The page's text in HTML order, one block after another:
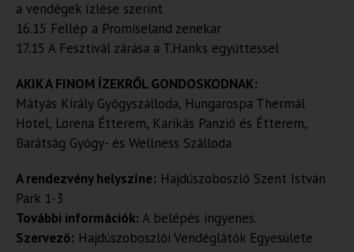
a vendégek ízlése szerint
16.15 Fellép a Promiseland zenekar
17.15 A Fesztivál zárása a T.Hanks együttessel
AKIK A FINOM ÍZEKRŐL GONDOSKODNAK:
Mátyás Király Gyógyszálloda, Hungarospa Thermál
Hotel, Lorena Étterem, Karikás Panzió és Étterem,
Barátság Gyógy- és Wellness Szálloda
A rendezvény helyszíne: Hajdúszoboszló Szent István
Park 1-3
További információk: A belépés ingyenes.
Szervező: Hajdúszoboszlói Vendéglátók Egyesülete